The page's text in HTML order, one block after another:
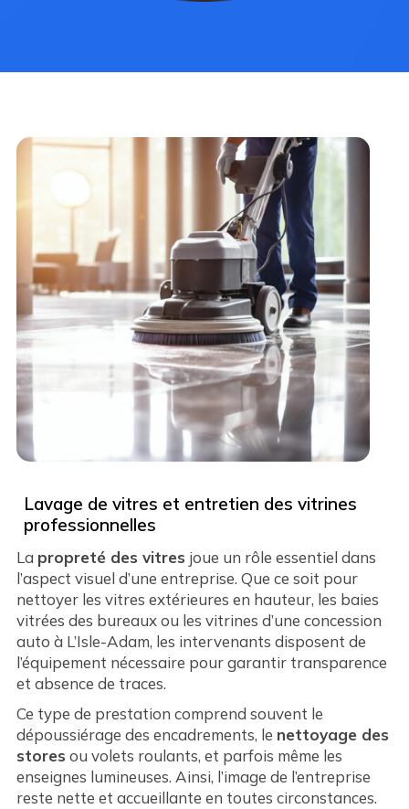
Lavage de vitres et entretien des vitrines
professionnelles
La propreté des vitres joue un rôle essentiel dans
l’aspect visuel d’une entreprise. Que ce soit pour
nettoyer les vitres extérieures en hauteur, les baies
vitrées des bureaux ou les vitrines d’une concession
auto à L’Isle-Adam, les intervenants disposent de
l’équipement nécessaire pour garantir transparence
et absence de traces.
Ce type de prestation comprend souvent le
dépoussiérage des encadrements, le nettoyage des
stores ou volets roulants, et parfois même les
enseignes lumineuses. Ainsi, l’image de l’entreprise
reste nette et accueillante en toutes circonstances.